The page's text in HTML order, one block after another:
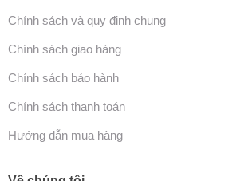
Chính sách và quy định chung
Chính sách giao hàng
Chính sách bảo hành
Chính sách thanh toán
Hướng dẫn mua hàng